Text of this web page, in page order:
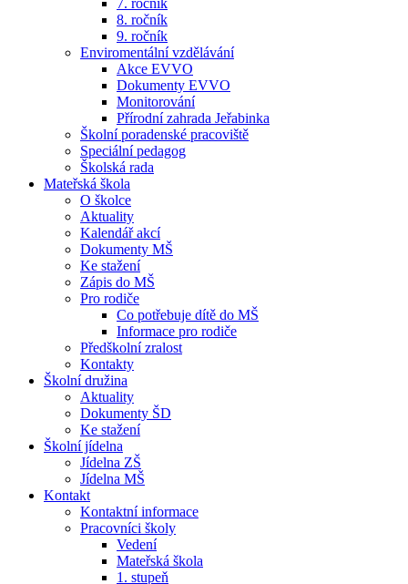
7. ročník
8. ročník
9. ročník
Enviromentální vzdělávání
Akce EVVO
Dokumenty EVVO
Monitorování
Přírodní zahrada Jeřabinka
Školní poradenské pracoviště
Speciální pedagog
Školská rada
Mateřská škola
O školce
Aktuality
Kalendář akcí
Dokumenty MŠ
Ke stažení
Zápis do MŠ
Pro rodiče
Co potřebuje dítě do MŠ
Informace pro rodiče
Předškolní zralost
Kontakty
Školní družina
Aktuality
Dokumenty ŠD
Ke stažení
Školní jídelna
Jídelna ZŠ
Jídelna MŠ
Kontakt
Kontaktní informace
Pracovníci školy
Vedení
Mateřská škola
1. stupeň